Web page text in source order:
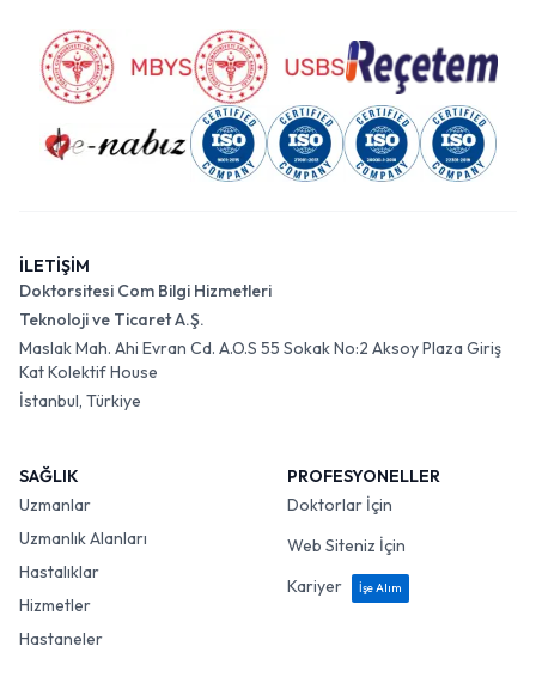
İLETİŞİM
Doktorsitesi Com Bilgi Hizmetleri
Teknoloji ve Ticaret A.Ş.
Maslak Mah. Ahi Evran Cd. A.O.S 55 Sokak No:2 Aksoy Plaza Giriş
Kat Kolektif House
İstanbul, Türkiye
SAĞLIK
Uzmanlar
Uzmanlık Alanları
Hastalıklar
Hizmetler
Hastaneler
PROFESYONELLER
Doktorlar İçin
Web Siteniz İçin
Kariyer
İşe Alım